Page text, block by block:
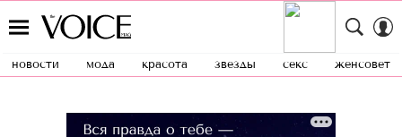
новости мода красота звезды секс женсовет